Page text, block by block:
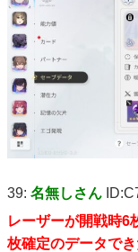
39: 名無しさん
レーザーが開戦時6
枚確定のデータでき